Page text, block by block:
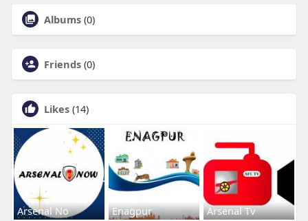
Albums (0)
Friends (0)
Likes (14)
Arsenal No Enagpur Arsenal Tv